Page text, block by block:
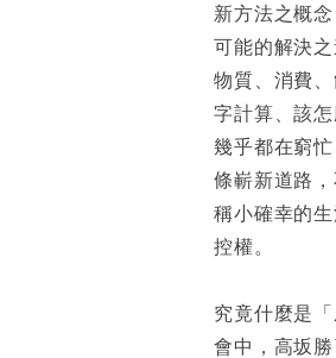
新方法之概
可能的解決
物質、消費
字計算、該
幾乎都在窮
條嶄新道路
稱小確幸的
控權。
究竟什麼是
會中，高坂